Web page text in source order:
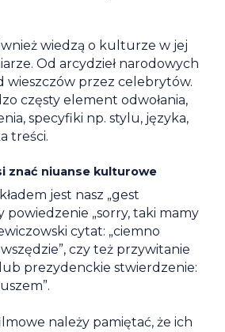
wiedzą o kulturze w jej
Od arcydzieł narodowych
przez celebrytów.
częsty element odwołania,
specyfiki np. stylu, języka,
treści.
znać niuanse kulturowe
jest nasz „gest
powiedzenie „sorry, taki mamy
cytat: „ciemno
czy też przywitanie
lub prezydenckie stwierdzenie:
należy pamiętać, że ich